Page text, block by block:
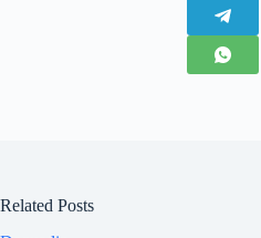
Related Posts